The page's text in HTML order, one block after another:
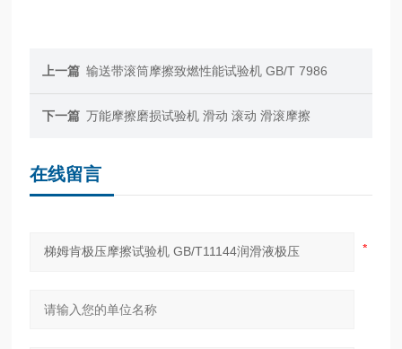
上一篇 输送带滚筒摩擦致燃性能试验机 GB/T 7986
下一篇 万能摩擦磨损试验机 滑动 滚动 滑滚摩擦
在线留言